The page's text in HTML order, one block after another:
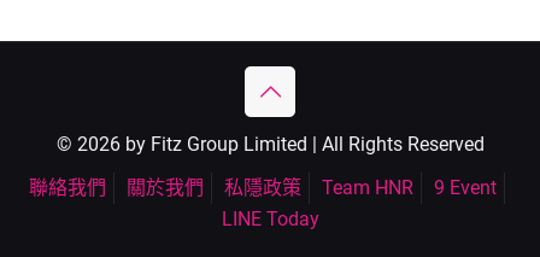
© 2026 by Fitz Group Limited | All Rights Reserved
聯絡我們
關於我們 私隱政策 Team HNR
9 Event
LINE Today